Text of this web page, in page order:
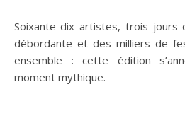
Soixante-dix artistes, trois jours
débordante et des milliers de
ensemble : cette édition
moment mythique.